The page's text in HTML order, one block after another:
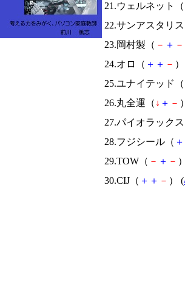
21.ウェルネット（
22.サンアスタリ
23.岡村製（ － ＋ －
24.オロ（ ＋ ＋ －
25.ユナイテッド（
26.丸全運（ ↓ ＋ －
27.パイオラック
28.フジシール（ ＋
29.TOW（ － ＋ －
30.CIJ（ ＋ ＋ － ） (